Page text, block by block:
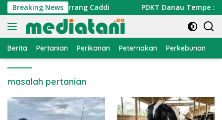
Langsung
ke
konten
Breaking News
Pulau Barrang Caddi PDKT Danau Tempe :
Berita Pertanian Perikanan Peternakan Perkebunan
masalah pertanian